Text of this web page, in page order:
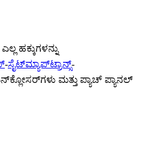
ಹಕ್ಕುಗಳನ್ನು
-ಸೈಟ್‌ಮ್ಯಾಪ್‌ಟ್ರಾನ್ಸ್-
ಮತ್ತು ಪ್ಯಾಚ್ ಪ್ಯಾನಲ್